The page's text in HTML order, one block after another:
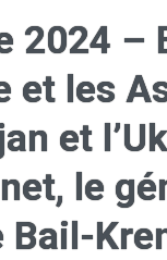
2024 –
et les
et
le